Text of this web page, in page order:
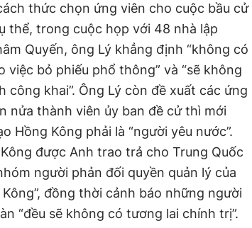
thức chọn ứng viên cho cuộc bầu cử
thể, trong cuộc họp với 48 nhà lập
Quyến, ông Lý khẳng định “không có
bỏ phiếu phổ thông” và “sẽ không
khai”. Ông Lý còn đề xuất các ứng
nửa thành viên ủy ban đề cử thì mới
Hồng Kông phải là “người yêu nước”.
được Anh trao trả cho Trung Quốc
người phản đối quyền quản lý của
đồng thời cảnh báo những người
“đều sẽ không có tương lai chính trị”.